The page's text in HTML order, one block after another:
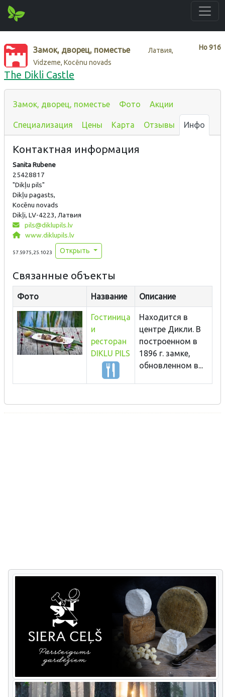
Нo916
Замок, дворец, поместье
Латвия,
Vidzeme, Kocēnu novads
The Dikli Castle
Замок, дворец, поместье Фото Акции
Специализация Цены Карта Отзывы Инфо
Контактная информация
Sanita Rubene
25428817
"Dikļu pils"
Dikļu pagasts,
Kocēnu novads
Dikļi, LV-4223, Латвия
pils@diklupils.lv
www.diklupils.lv
57.5975,25.1023 Открыть
Связанные объекты
Фото Название Описание
Гостиница
и
ресторан
DIKLU PILS
Находится в
центре Дикли. В
построенном в
1896 г. замке,
обновленном в...